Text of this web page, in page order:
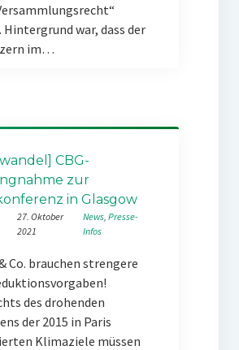
war, dass der
im…
CBG-
zur
in Glasgow
27. Oktober
2021
News, Presse-
Infos
Co. brauchen strengere
des drohenden
der 2015 in Paris
Klimaziele müssen